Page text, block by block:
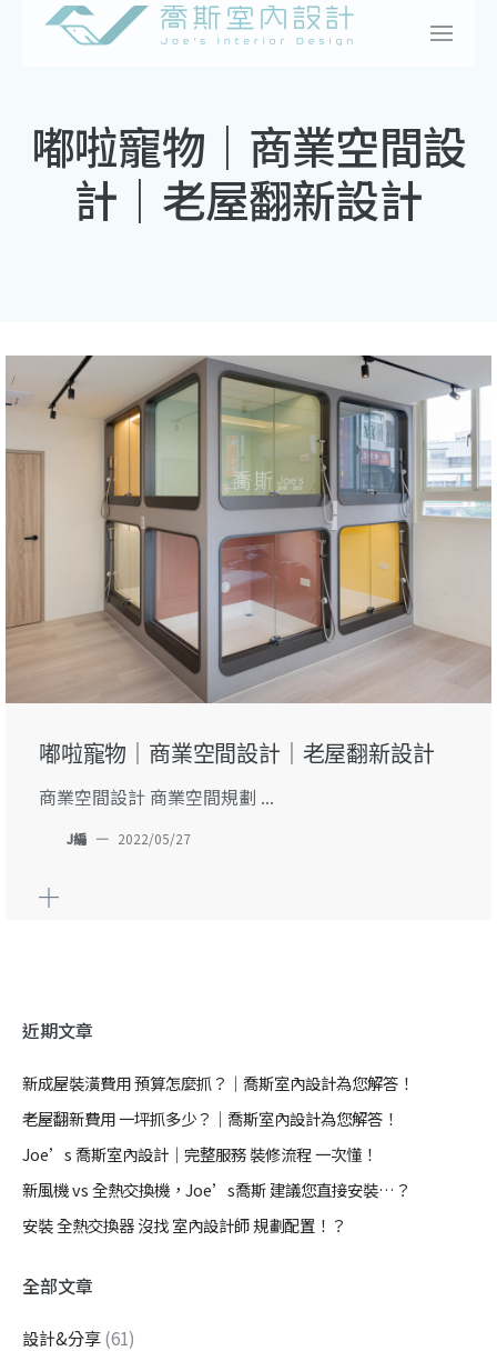
嘟啦寵物｜商業空間設
計｜老屋翻新設計
嘟啦寵物｜商業空間設計｜老屋翻新設計
商業空間設計 商業空間規劃 ...
J編 — 2022/05/27
近期文章
新成屋裝潢費用 預算怎麼抓？｜喬斯室內設計為您解答！
老屋翻新費用 一坪抓多少？｜喬斯室內設計為您解答！
Joe’s 喬斯室內設計｜完整服務 裝修流程 一次懂！
新風機 vs 全熱交換機，Joe’s喬斯 建議您直接安裝…？
安裝 全熱交換器 沒找 室內設計師 規劃配置！？
全部文章
設計&分享(61)